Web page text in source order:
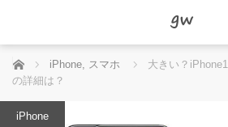
ホーム iPhone, スマホ
大きい？
の詳細は？
iPhone